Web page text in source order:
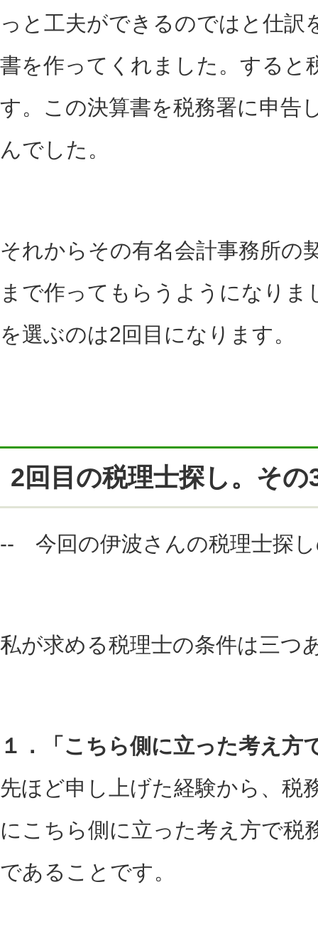
っと工夫ができるのではと仕
書を作ってくれました。すると
す。この決算書を税務署に申告
んでした。
それからその有名会計事務所の
まで作ってもらうようになり
を選ぶのは2回目になります。
2回目の税理士探し。そ
-- 今回の伊波さんの税理士探
私が求める税理士の条件は三つ
１．「こちら側に立った考え方
先ほど申し上げた経験から、税
にこちら側に立った考え方で税
であることです。